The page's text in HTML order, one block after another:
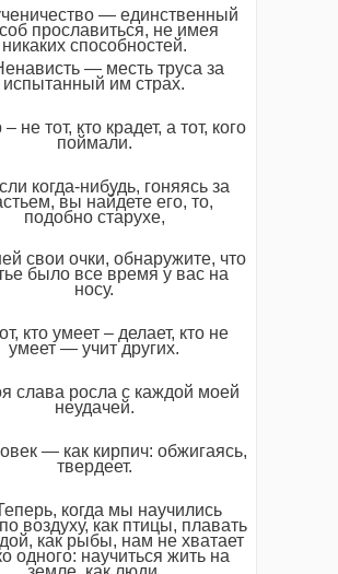
— единственный
прославиться, не имея
никаких способностей.
— месть труса за
испытанный им страх.
не тот, кто крадет, а тот, кого
поймали.
когда-нибудь, гоняясь за
вы найдете его, то,
подобно старухе,
свои очки, обнаружите, что
было все время у вас на
носу.
кто умеет – делает, кто не
умеет — учит других.
слава росла с каждой моей
неудачей.
— как кирпич: обжигаясь,
твердеет.
когда мы научились
воздуху, как птицы, плавать
как рыбы, нам не хватает
одного: научиться жить на